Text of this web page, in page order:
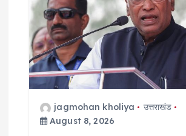
a
t
jagmohan kholiya
उत्तराखंड
August 8, 2026